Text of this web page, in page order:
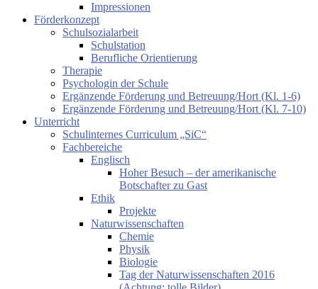
Impressionen
Förderkonzept
Schulsozialarbeit
Schulstation
Berufliche Orientierung
Therapie
Psychologin der Schule
Ergänzende Förderung und Betreuung/Hort (Kl. 1-6)
Ergänzende Förderung und Betreuung/Hort (Kl. 7-10)
Unterricht
Schulinternes Curriculum „SiC“
Fachbereiche
Englisch
Hoher Besuch – der amerikanische
Botschafter zu Gast
Ethik
Projekte
Naturwissenschaften
Chemie
Physik
Biologie
Tag der Naturwissenschaften 2016